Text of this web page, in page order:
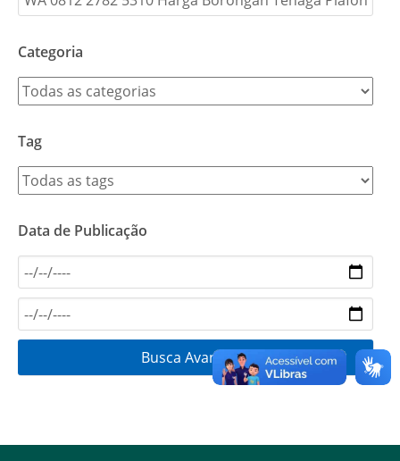
Categoria
Tag
Data de Publicação